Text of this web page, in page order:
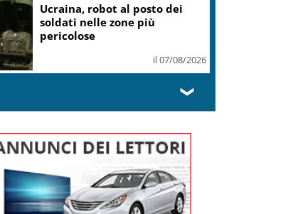
Ucraina, robot al posto dei
soldati nelle zone più
pericolose
il 07/08/2026
❯